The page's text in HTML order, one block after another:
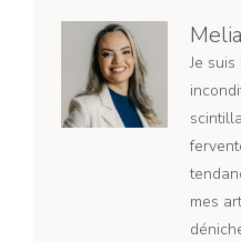
Melia
Je
mes